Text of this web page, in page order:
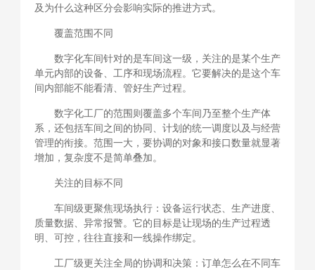
及为什么这种区分会影响实际的推进方式。
覆盖范围不同
数字化车间针对的是车间这一级，关注的是某个生产
单元内部的设备、工序和现场流程。它要解决的是这个车
间内部能不能看清、管好生产过程。
数字化工厂的范围则覆盖多个车间乃至整个生产体
系，还包括车间之间的协同、计划的统一调度以及与经营
管理的衔接。范围一大，要协调的对象和接口数量就显著
增加，复杂度不是简单叠加。
关注的目标不同
车间级更聚焦现场执行：设备运行状态、生产进度、
质量数据、异常报警。它的目标是让现场的生产过程透
明、可控，往往直接和一线操作绑定。
工厂级更关注全局的协调和决策：订单怎么在不同车